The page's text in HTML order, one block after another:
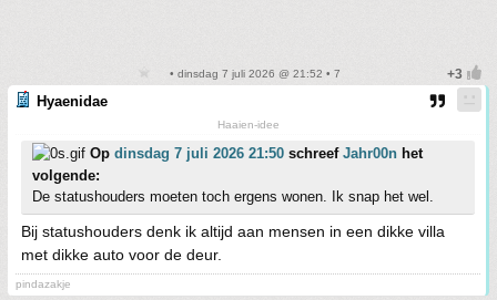
• dinsdag 7 juli 2026 @ 21:52 • 7
Hyaenidae
Haaien-idee
Op dinsdag 7 juli 2026 21:50 schreef Jahr00n het
volgende:
De statushouders moeten toch ergens wonen. Ik snap het wel.
Bij statushouders denk ik altijd aan mensen in een dikke villa
met dikke auto voor de deur.
pindazakje